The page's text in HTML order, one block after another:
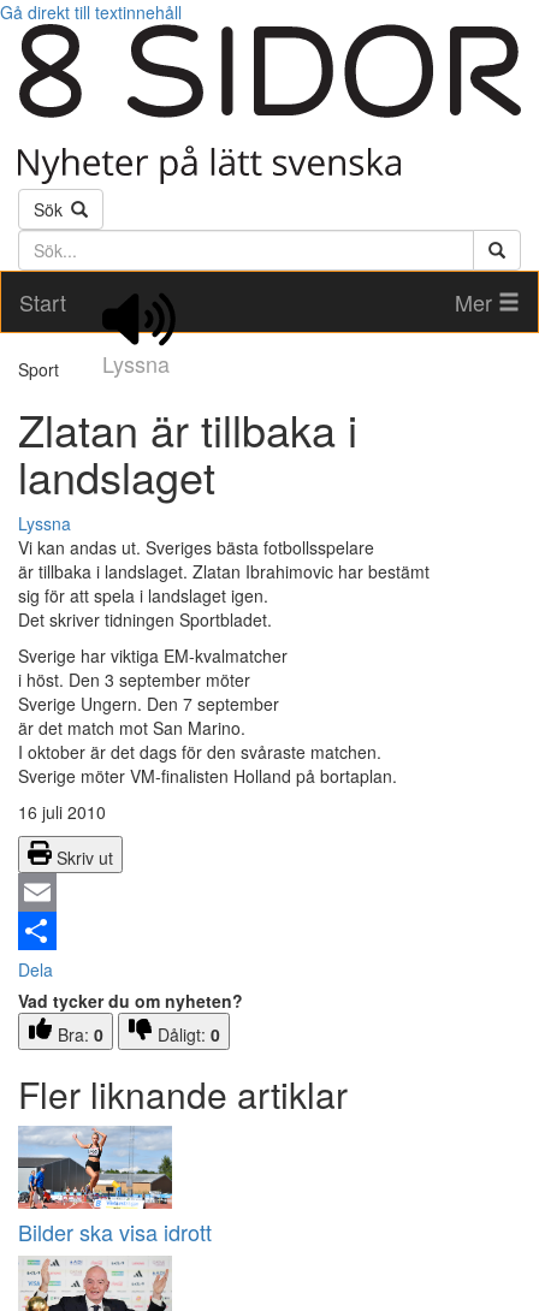
Gå direkt till textinnehåll
Sök
Söktext
Start
Lyssna
Mer
Sport
Zlatan är tillbaka i
landslaget
Lyssna
Vi kan andas ut. Sveriges bästa fotbollsspelare
är tillbaka i landslaget. Zlatan Ibrahimovic har bestämt
sig för att spela i landslaget igen.
Det skriver tidningen Sportbladet.
Sverige har viktiga EM-kvalmatcher
i höst. Den 3 september möter
Sverige Ungern. Den 7 september
är det match mot San Marino.
I oktober är det dags för den svåraste matchen.
Sverige möter VM-finalisten Holland på bortaplan.
16 juli 2010
Skriv ut
Email
Dela
Vad tycker du om nyheten?
Bra: 0 Dåligt: 0
Fler liknande artiklar
Bilder ska visa idrott